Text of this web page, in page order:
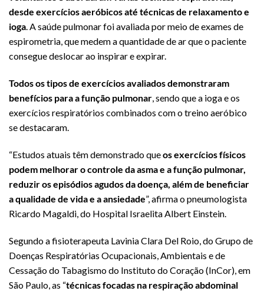
desde exercícios aeróbicos até técnicas de relaxamento e
ioga. A saúde pulmonar foi avaliada por meio de exames de
espirometria, que medem a quantidade de ar que o paciente
consegue deslocar ao inspirar e expirar.
Todos os tipos de exercícios avaliados demonstraram
benefícios para a função pulmonar, sendo que a ioga e os
exercícios respiratórios combinados com o treino aeróbico
se destacaram.
“Estudos atuais têm demonstrado queos exercícios físicos
podem melhorar o controle da asma e a função pulmonar,
reduzir os episódios agudos da doença, além de beneficiar
a qualidade de vida e a ansiedade”, afirma o pneumologista
Ricardo Magaldi, do Hospital Israelita Albert Einstein.
Segundo a fisioterapeuta Lavinia Clara Del Roio, do Grupo de
Doenças Respiratórias Ocupacionais, Ambientais e de
Cessação do Tabagismo do Instituto do Coração (InCor), em
São Paulo, as “técnicas focadas na respiração abdominal